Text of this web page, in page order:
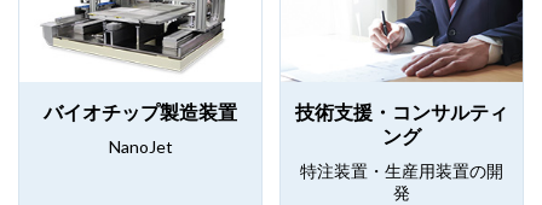
バイオチップ製造装置
NanoJet
技術支援・コンサルティ
ング
特注装置・生産用装置の開
発